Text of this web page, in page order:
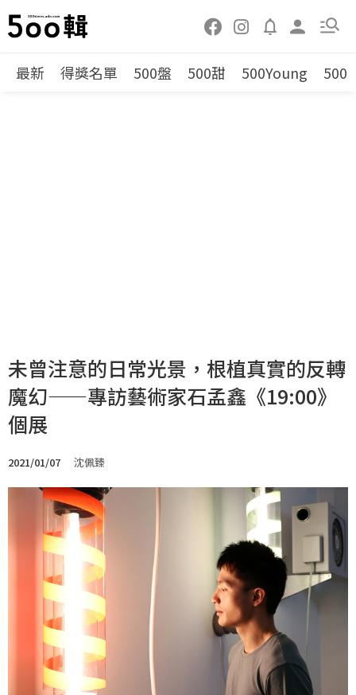
最新 得獎名單 500盤 500甜 500Young 500
未曾注意的日常光景，根植真實的反轉
魔幻——專訪藝術家石孟鑫《19:00》
個展
2021/01/07 沈佩臻